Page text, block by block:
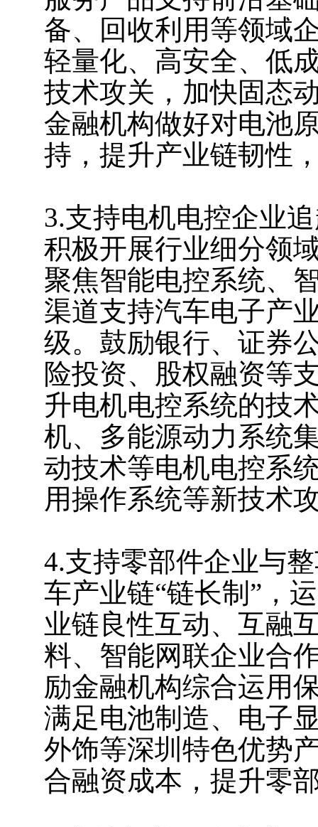
备、回收利用等领域
轻量化、高安全、低
技术攻关，加快固态
金融机构做好对电池
持，提升产业链韧性
3.支持电机电控企业
积极开展行业细分领
聚焦智能电控系统、
渠道支持汽车电子产
级。鼓励银行、证券
险投资、股权融资等
升电机电控系统的技
机、多能源动力系统
动技术等电机电控系
用操作系统等新技术
4.支持零部件企业与
车产业链“链长制”，
业链良性互动、互融
料、智能网联企业合
励金融机构综合运用
满足电池制造、电子
外饰等深圳特色优势
合融资成本，提升零